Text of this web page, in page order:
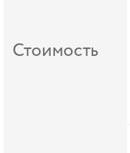
Стоимость